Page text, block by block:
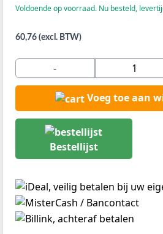
Voldoende op voorraad. Nu besteld,
60,76 (excl. BTW)
-
Voeg toe aan
Bestellijst